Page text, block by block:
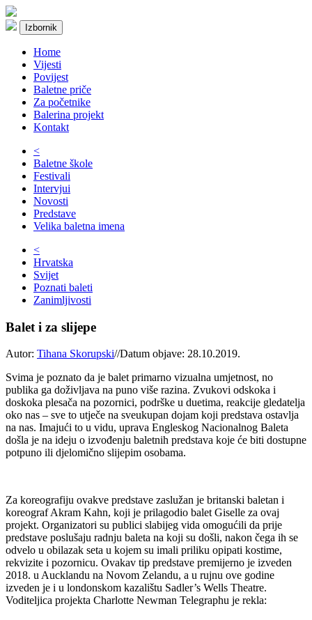
Izbornik
Home
Vijesti
Povijest
Baletne priče
Za početnike
Balerina projekt
Kontakt
<
Baletne škole
Festivali
Intervjui
Novosti
Predstave
Velika baletna imena
<
Hrvatska
Svijet
Poznati baleti
Zanimljivosti
Balet i za slijepe
Autor: Tihana Skorupski//Datum objave: 28.10.2019.
Svima je poznato da je balet primarno vizualna umjetnost, no
publika ga doživljava na puno više razina. Zvukovi odskoka i
doskoka plesača na pozornici, podrške u duetima, reakcije gledatelja
oko nas – sve to utječe na sveukupan dojam koji predstava ostavlja
na nas. Imajući to u vidu, uprava Engleskog Nacionalnog Baleta
došla je na ideju o izvođenju baletnih predstava koje će biti dostupne
potpuno ili djelomično slijepim osobama.
Za koreografiju ovakve predstave zaslužan je britanski baletan i
koreograf Akram Kahn, koji je prilagodio balet Giselle za ovaj
projekt. Organizatori su publici slabijeg vida omogućili da prije
predstave poslušaju radnju baleta na koji su došli, nakon čega ih se
odvelo u obilazak seta u kojem su imali priliku opipati kostime,
rekvizite i pozornicu. Ovakav tip predstave premijerno je izveden
2018. u Aucklandu na Novom Zelandu, a u rujnu ove godine
izveden je i u londonskom kazalištu Sadler’s Wells Theatre.
Voditeljica projekta Charlotte Newman Telegraphu je rekla: